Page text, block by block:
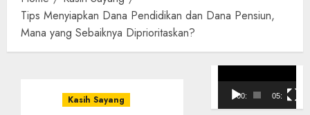
Tips Menyiapkan Dana Pendidikan dan Dana Pensiun,
Mana yang Sebaiknya Diprioritaskan?
Kasih Sayang
Video
00:00 05:10